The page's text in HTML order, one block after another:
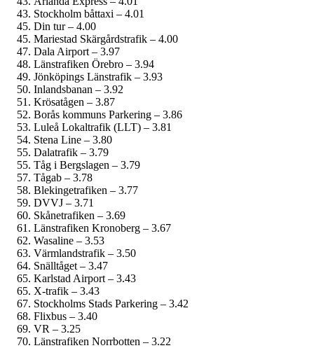
Stockholm båttaxi – 4.01
Din tur – 4.00
Mariestad Skärgårdstrafik – 4.00
Dala Airport – 3.97
Länstrafiken Örebro – 3.94
Jönköpings Länstrafik – 3.93
Inlandsbanan – 3.92
Krösatågen – 3.87
Borås kommuns Parkering – 3.86
Luleå Lokaltrafik (LLT) – 3.81
Stena Line – 3.80
Dalatrafik – 3.79
Tåg i Bergslagen – 3.79
Tågab – 3.78
Blekingetrafiken – 3.77
DVVJ – 3.71
Skånetrafiken – 3.69
Länstrafiken Kronoberg – 3.67
Wasaline – 3.53
Värmlandstrafik – 3.50
Snälltåget – 3.47
Karlstad Airport – 3.43
X-trafik – 3.43
Stockholms Stads Parkering – 3.42
Flixbus – 3.40
VR – 3.25
Länstrafiken Norrbotten – 3.22